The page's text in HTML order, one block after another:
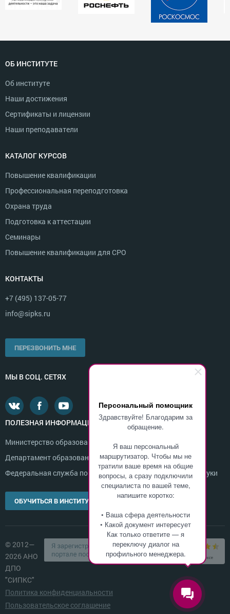
Персональный помощник
Здравствуйте! Благодарим за
обращение.
Я ваш персональный
маршрутизатор. Чтобы мы не
тратили ваше время на общие
вопросы, а сразу подключили
специалиста по вашей теме,
напишите коротко:
• Ваша сфера деятельности
• Какой документ интересует
Как только ответите — я
переключу диалог на
профильного менеджера.
ОБ ИНСТИТУТЕ
Об институте
Наши достижения
Сертификаты и лицензии
Наши преподаватели
КАТАЛОГ КУРСОВ
Повышение квалификации
Профессиональная переподготовка
Охрана труда
Подготовка к аттестации
Семинары
Повышение квалификации для СРО
КОНТАКТЫ
+7 (495) 137-05-77
info@sipks.ru
ПЕРЕЗВОНИТЬ МНЕ
МЫ В СОЦ. СЕТЯХ
ПОЛЕЗНАЯ ИНФОРМАЦИЯ
Министерство образования и науки России
Департамент образования г. Москвы
Федеральная служба по надзору в сфере образования и науки
ОБУЧИТЬСЯ В ИНСТИТУТЕ
© 2012—
2026 АНО
ДПО
"СИПКС"
Политика конфиденциальности
Пользовательское соглашение